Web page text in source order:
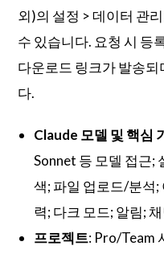
외)의 설정 > 데이터 관
수 있습니다. 요청 시 등
다운로드 링크가 발송되
다.
Claude 모델 및 핵심
Sonnet 등 모델 접근;
색; 파일 업로드/분석;
력; 다크 모드; 알림;
프로젝트: Pro/Team